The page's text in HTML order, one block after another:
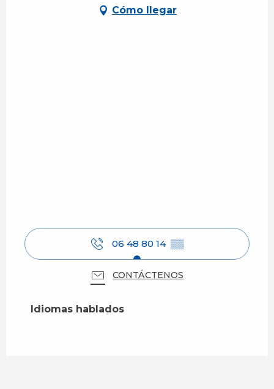
Cómo llegar
06 48 80 14 ▒▒
CONTÁCTENOS
Idiomas hablados
Idiomas hablados